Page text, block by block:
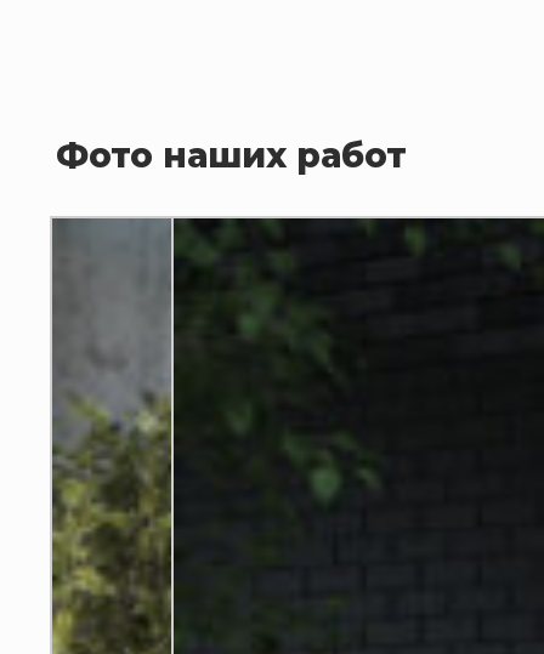
11
840 ₽
Фото наших работ